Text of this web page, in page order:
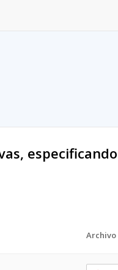
Archivo